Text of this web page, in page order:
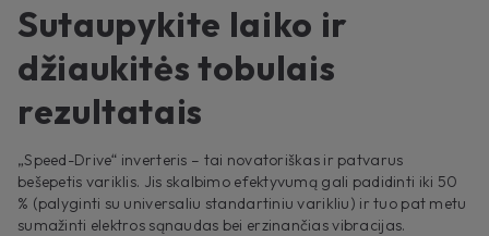
Sutaupykite laiko ir
džiaukitės tobulais
rezultatais
„Speed-Drive“ inverteris – tai novatoriškas ir patvarus
bešepetis variklis. Jis skalbimo efektyvumą gali padidinti iki 50
% (palyginti su universaliu standartiniu varikliu) ir tuo pat metu
sumažinti elektros sąnaudas bei erzinančias vibracijas.